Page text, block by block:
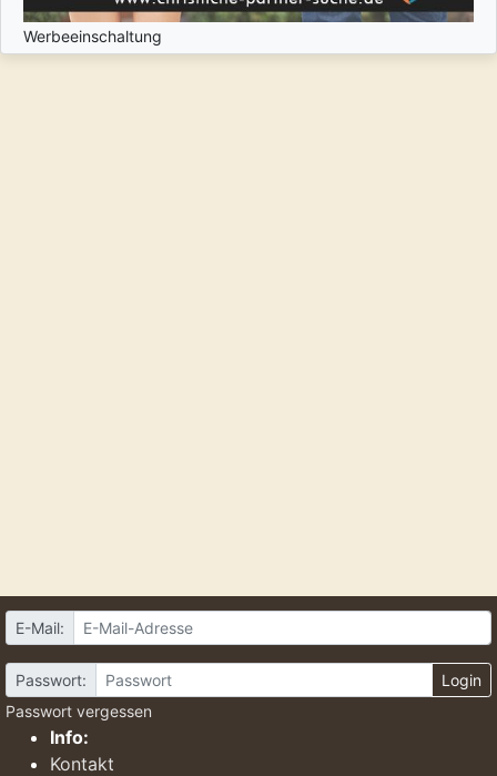
Werbeeinschaltung
E-Mail:
Passwort:
Login
Passwort vergessen
Info:
Kontakt